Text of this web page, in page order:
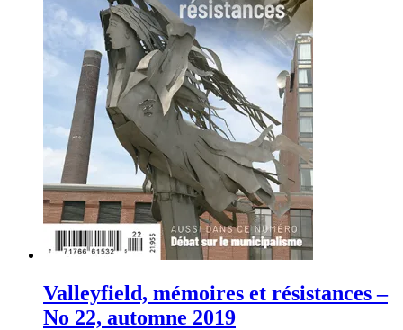
Valleyfield, mémoires et résistances –
No 22, automne 2019